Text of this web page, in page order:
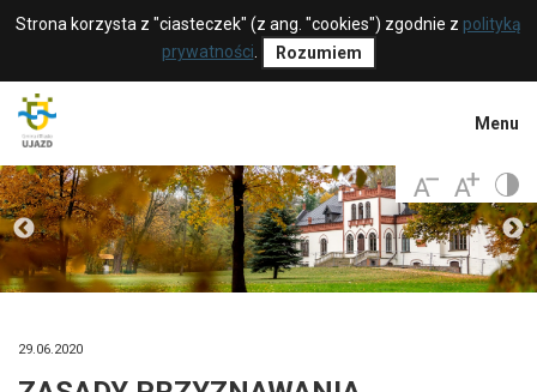
Strona korzysta z "ciasteczek" (z ang. "cookies") zgodnie z polityką
prywatności
Rozumiem
Menu
29.06.2020